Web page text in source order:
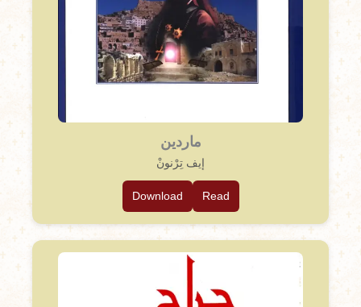
ماردين
إيف تِرْنونْ
Read
Download